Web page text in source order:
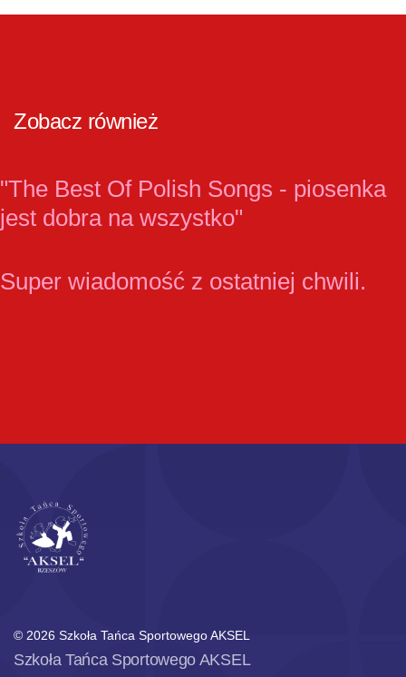
Zobacz również
"The Best Of Polish Songs - piosenka
jest dobra na wszystko"
Super wiadomość z ostatniej chwili.
© 2026 Szkoła Tańca Sportowego AKSEL
Szkoła Tańca Sportowego AKSEL